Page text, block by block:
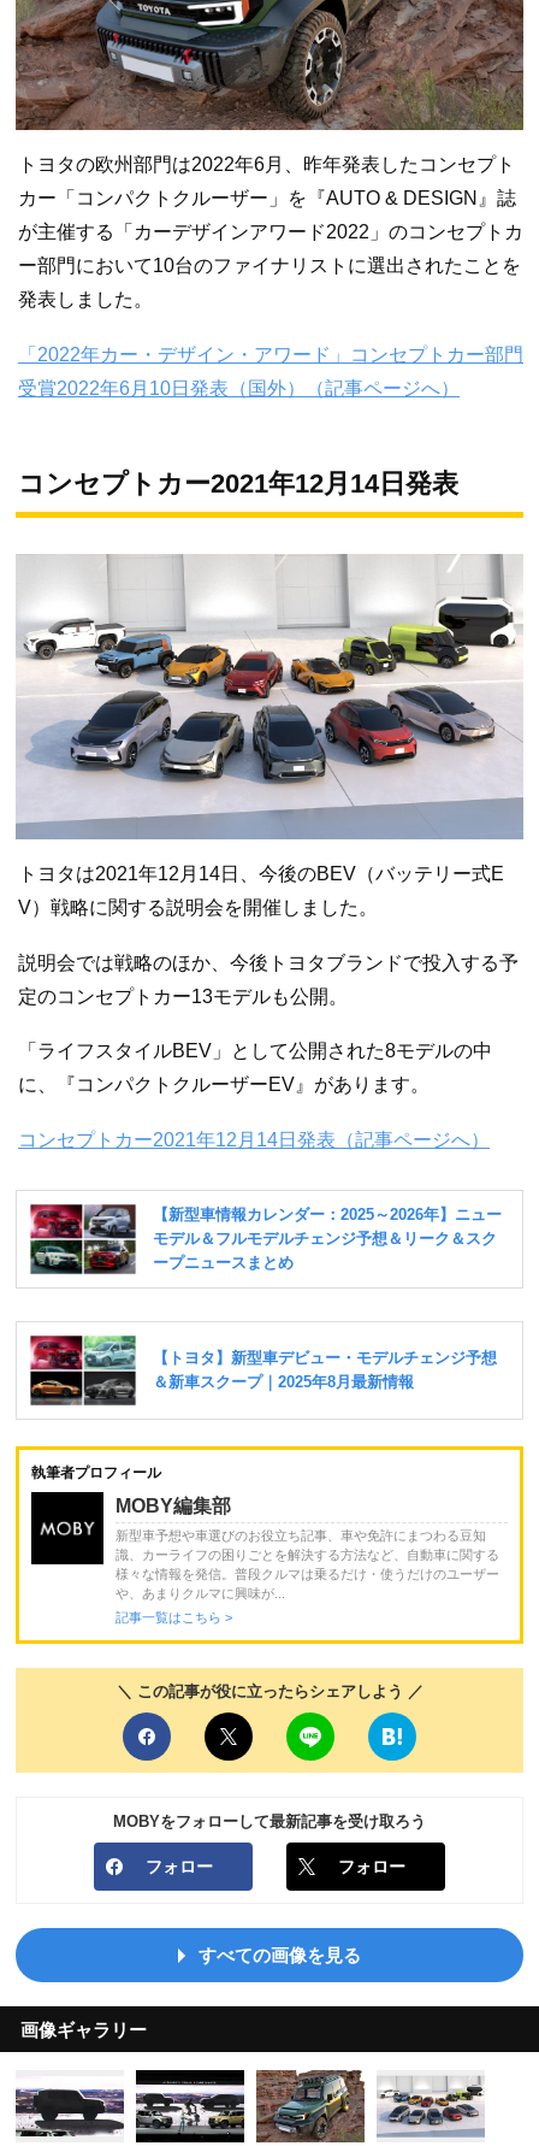
トヨタの欧州部門は2022年6月、昨年発表したコンセプト
カー「コンパクトクルーザー」を『AUTO & DESIGN』誌
が主催する「カーデザインアワード2022」のコンセプトカ
ー部門において10台のファイナリストに選出されたことを
発表しました。
「2022年カー・デザイン・アワード」コンセプトカー部門
受賞2022年6月10日発表（国外）（記事ページへ）
コンセプトカー2021年12月14日発表
トヨタは2021年12月14日、今後のBEV（バッテリー式E
V）戦略に関する説明会を開催しました。
説明会では戦略のほか、今後トヨタブランドで投入する予
定のコンセプトカー13モデルも公開。
「ライフスタイルBEV」として公開された8モデルの中
に、『コンパクトクルーザーEV』があります。
コンセプトカー2021年12月14日発表（記事ページへ）
執筆者プロフィール
MOBY編集部
新型車予想や車選びのお役立ち記事、車や免許にまつわる豆知
識、カーライフの困りごとを解決する方法など、自動車に関する
様々な情報を発信。普段クルマは乗るだけ・使うだけのユーザー
や、あまりクルマに興味が...
記事一覧はこちら >
＼ この記事が役に立ったらシェアしよう ／
MOBYをフォローして最新記事を受け取ろう
フォロー フォロー
すべての画像を見る
画像ギャラリー